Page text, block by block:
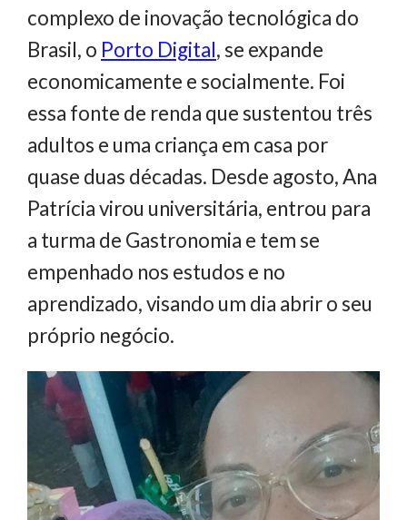
complexo de inovação tecnológica do
Brasil, o Porto Digital, se expande
economicamente e socialmente. Foi
essa fonte de renda que sustentou três
adultos e uma criança em casa por
quase duas décadas. Desde agosto, Ana
Patrícia virou universitária, entrou para
a turma de Gastronomia e tem se
empenhado nos estudos e no
aprendizado, visando um dia abrir o seu
próprio negócio.